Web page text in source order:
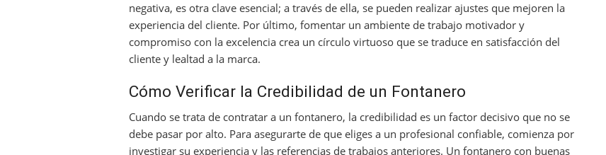
negativa, es otra clave esencial; a través de ella, se pueden realizar ajustes que mejoren la
experiencia del cliente. Por último, fomentar un ambiente de trabajo motivador y
compromiso con la excelencia crea un círculo virtuoso que se traduce en satisfacción del
cliente y lealtad a la marca.
Cómo Verificar la Credibilidad de un Fontanero
Cuando se trata de contratar a un fontanero, la credibilidad es un factor decisivo que no se
debe pasar por alto. Para asegurarte de que eliges a un profesional confiable, comienza por
investigar su experiencia y las referencias de trabajos anteriores. Un fontanero con buenas